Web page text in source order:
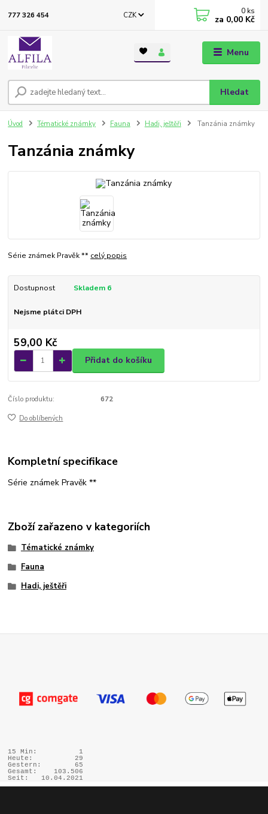
Menu
CZK
Hledat
777 326 454 0 ks
za 0,00 Kč
Úvod Tématické známky Fauna Hadi, ještěři Tanzánia známky
Tanzánia známky
Série známek Pravěk ** celý popis
Dostupnost Skladem 6
Nejsme plátci DPH
59,00 Kč
Přidat do košíku
Číslo produktu: 672
Do oblíbených
Kompletní specifikace
Série známek Pravěk **
Zboží zařazeno v kategoriích
Tématické známky
Fauna
Hadi, ještěři
15 Min:
1
Heute:
29
Gestern:
65
Gesamt:
103.506
Seit:
10.04.2021